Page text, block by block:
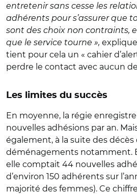
entretenir sans cesse les
adhérents pour s’assurer que
sont des choix non contraints,
que le service tourne »,
tient pour cela un « cahier
perdre le contact avec aucun
Les limites du succès
En moyenne, la régie
nouvelles adhésions par an.
également, à la suite des décès
déménagements notamment.
elle comptait 44 nouvelles
d’environ 150 adhérents sur
majorité des femmes). Ce